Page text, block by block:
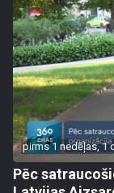
pirms 1 nedēļas, 1
Pēc